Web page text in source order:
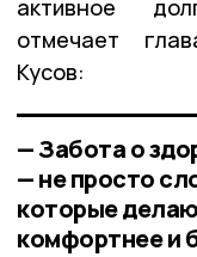
активное
отмечает
Кусов:
— Забота о
— не просто
которые
комфортнее и